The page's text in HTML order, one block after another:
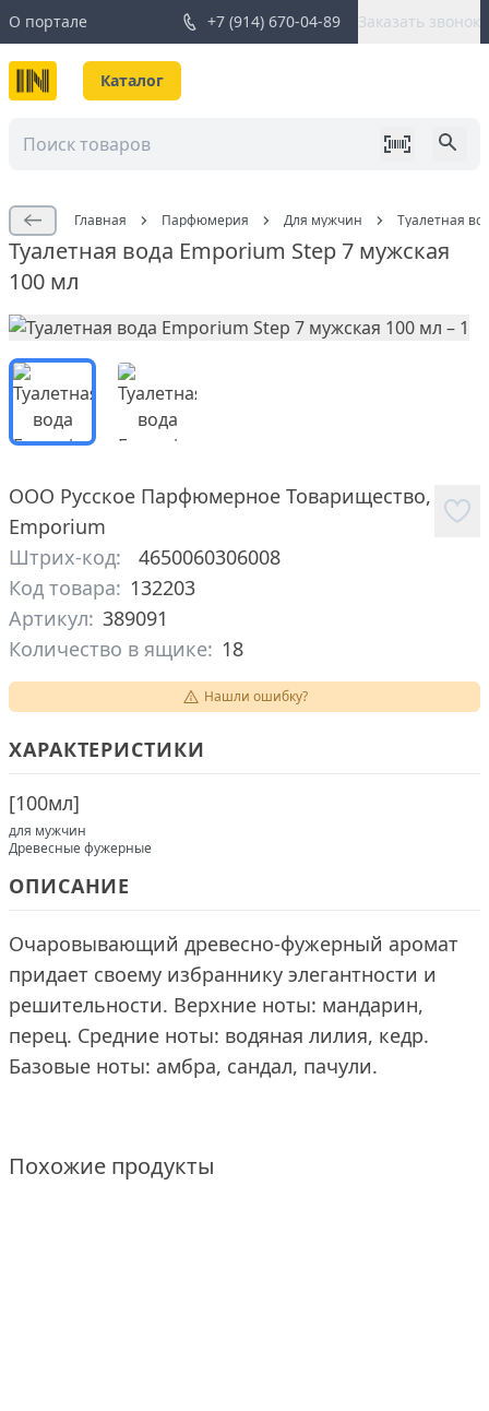
О портале +7 (914) 670-04-89 Заказать звонок
Каталог
Главная Парфюмерия Для мужчин Туалетная
Туалетная вода Emporium Step 7 мужская
100 мл
ООО Русское Парфюмерное Товарищество,
Emporium
Штрих-код:
4650060306008
Код товара: 132203
Артикул: 389091
Количество в ящике: 18
Нашли ошибку?
ХАРАКТЕРИСТИКИ
[100мл]
для мужчин
Древесные фужерные
ОПИСАНИЕ
Очаровывающий древесно-фужерный аромат
придает своему избраннику элегантности и
решительности. Верхние ноты: мандарин,
перец. Средние ноты: водяная лилия, кедр.
Базовые ноты: амбра, сандал, пачули.
Похожие продукты